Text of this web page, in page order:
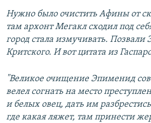
Нужно было очистить Афины от
там архонт Мегакл сходил под
город стала измучивать.
Критского. И вот цитата из
"Великое очищение Эпименид
велел согнать на место
и белых овец, дать им
где какая ляжет, там принести